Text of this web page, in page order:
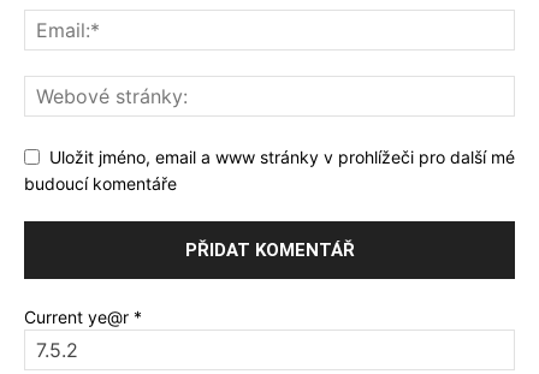
Uložit jméno, email a www stránky v prohlížeči pro další mé
budoucí komentáře
Current ye@r *